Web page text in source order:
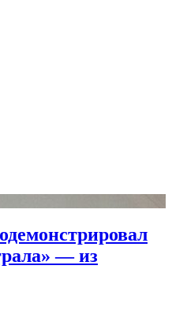
— из